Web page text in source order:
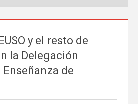
y el resto de
la Delegación
de